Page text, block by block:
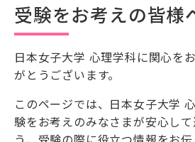
受験をお考えの皆様
日本女子大学 心理学科に関心を
がとうございます。
このページでは、日本女子大学
験をお考えのみなさまが安心し